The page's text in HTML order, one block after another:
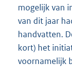
mogelijk van
van dit jaar
handvatten.
kort) het
voornamelijk